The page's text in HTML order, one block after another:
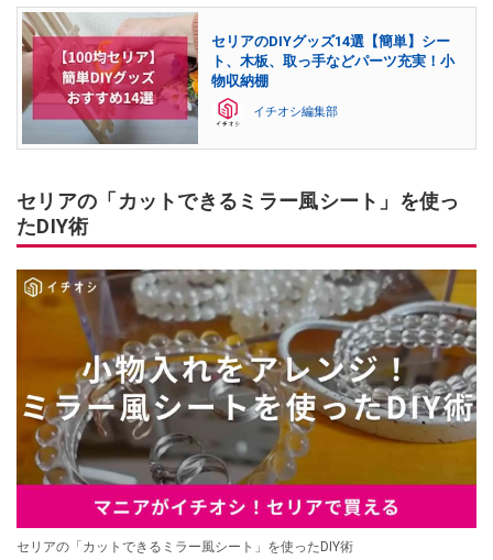
セリアのDIYグッズ14選【簡単】シー
ト、木板、取っ手などパーツ充実！小
物収納棚
イチオシ編集部
セリアの「カットできるミラー風シート」を使っ
たDIY術
セリアの「カットできるミラー風シート」を使ったDIY術